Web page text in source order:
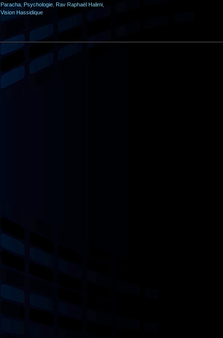
Paracha Psychologie Rav Raphaël Halimi
Vision Hassidique